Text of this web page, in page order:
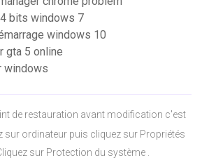
bits windows 7
windows 10
gta 5 online
windows
de restauration avant modification c'est
sur ordinateur puis cliquez sur Propriétés
sur Protection du système .